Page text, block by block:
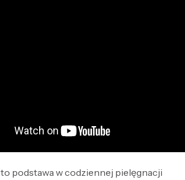
podstawa w codziennej pielęgnacji